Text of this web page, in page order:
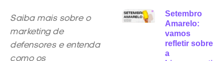
Saiba mais sobre o
marketing de
defensores e entenda
como os
Setembro
Amarelo:
vamos
refletir sobre
a